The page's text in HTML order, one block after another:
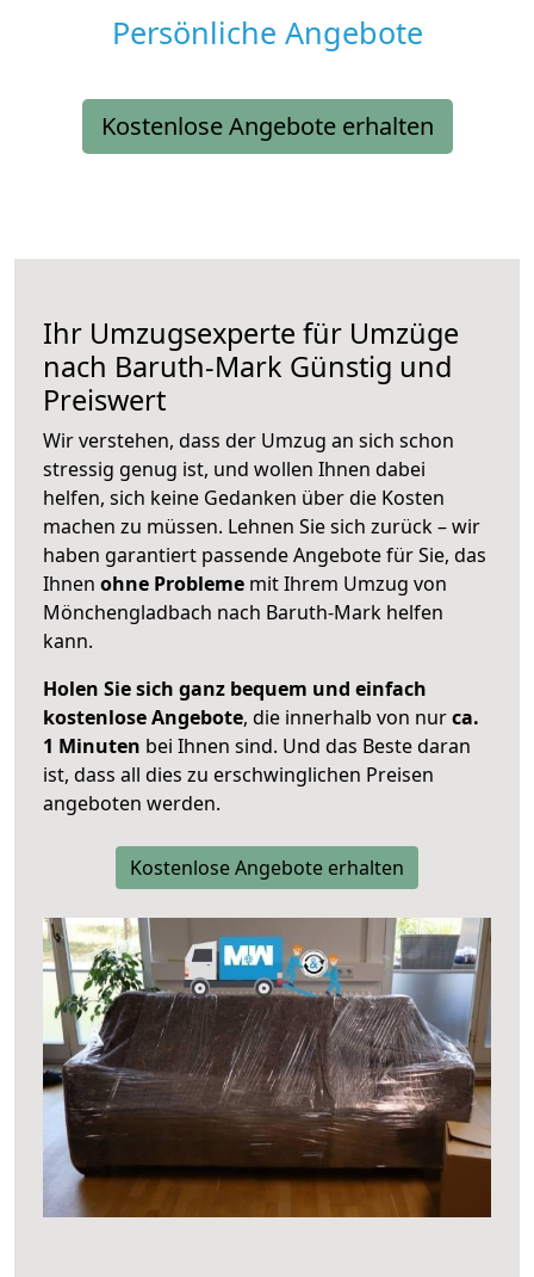
Persönliche Angebote
Kostenlose Angebote erhalten
Ihr Umzugsexperte für Umzüge
nach Baruth-Mark Günstig und
Preiswert
Wir verstehen, dass der Umzug an sich schon
stressig genug ist, und wollen Ihnen dabei
helfen, sich keine Gedanken über die Kosten
machen zu müssen. Lehnen Sie sich zurück – wir
haben garantiert passende Angebote für Sie, das
Ihnen ohne Probleme mit Ihrem Umzug von
Mönchengladbach nach Baruth-Mark helfen
kann.
Holen Sie sich ganz bequem und einfach
kostenlose Angebote, die innerhalb von nurca.
1 Minuten bei Ihnen sind. Und das Beste daran
ist, dass all dies zu erschwinglichen Preisen
angeboten werden.
Kostenlose Angebote erhalten